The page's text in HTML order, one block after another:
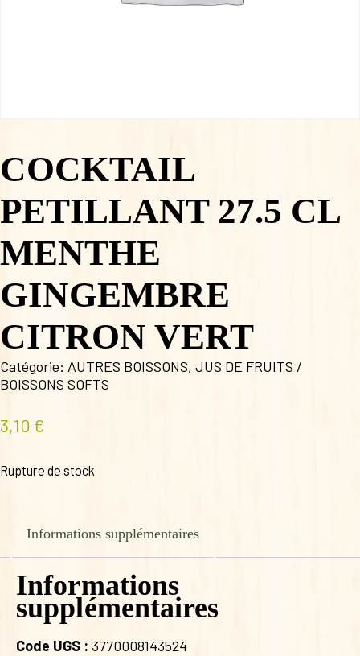
COCKTAIL
PETILLANT 27.5 CL
MENTHE
GINGEMBRE
CITRON VERT
Catégorie: AUTRES BOISSONS, JUS DE FRUITS /
BOISSONS SOFTS
3,10 €
Rupture de stock
Informations supplémentaires
Informations
supplémentaires
Code UGS : 3770008143524